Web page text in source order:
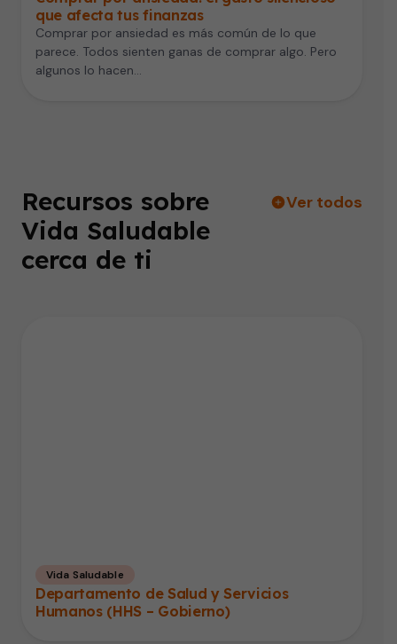
que afecta tus finanzas
Comprar por ansiedad es más común de lo que
parece. Todos sienten ganas de comprar algo. Pero
algunos lo hacen…
Recursos sobre
Vida Saludable
cerca de ti
Ver todos
Vida Saludable
Departamento de Salud y Servicios
Humanos (HHS – Gobierno)